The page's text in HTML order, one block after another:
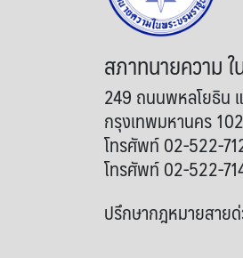
สภาทนายความ
249 ถนนพหลโยธิน
กรุงเทพมหานคร
โทรศัพท์ 02-522-
โทรศัพท์ 02-522-
ปรึกษากฎหมายสาย